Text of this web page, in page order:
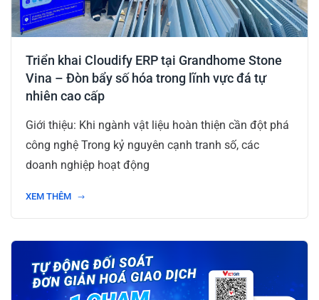
Triển khai Cloudify ERP tại Grandhome Stone
Vina – Đòn bẩy số hóa trong lĩnh vực đá tự
nhiên cao cấp
Giới thiệu: Khi ngành vật liệu hoàn thiện cần đột phá
công nghệ Trong kỷ nguyên cạnh tranh số, các
doanh nghiệp hoạt động
XEM THÊM